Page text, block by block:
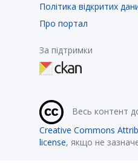
Політика відкритих
Про портал
За підтримки
Весь контент
Creative Commons
license, якщо не